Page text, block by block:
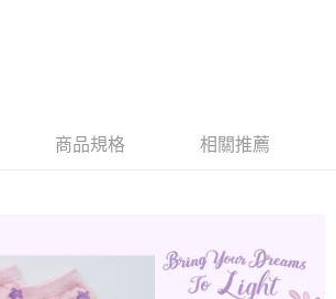
含以上)免運費
商品規格 相關推薦